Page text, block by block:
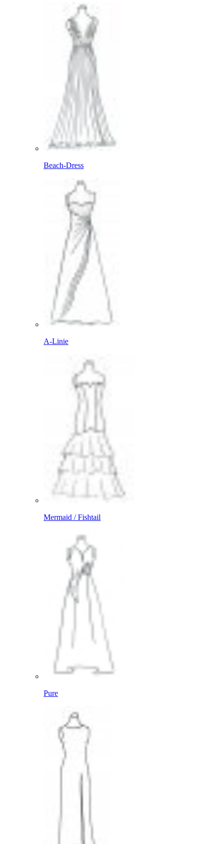
Beach-Dress
A-Linie
Mermaid / Fishtail
Pure